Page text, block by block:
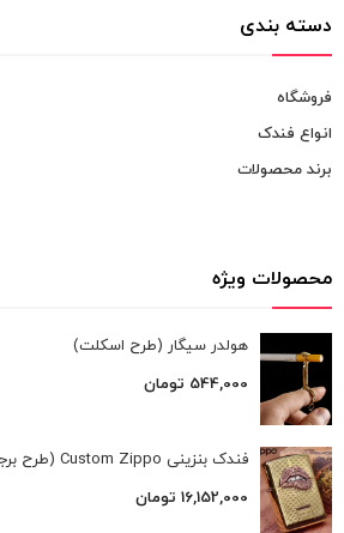
دسته بندی
فروشگاه
انواع فندک
برند محصولات
محصولات ویژه
هولدر سیگار (طرح اسکلت)
544,000 تومان
فندک بنزینی Custom Zippo (طرح برجسته kiss me)
16,152,000 تومان